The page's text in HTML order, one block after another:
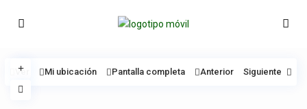
Ver Mi ubicación Pantalla completa Anterior Siguiente